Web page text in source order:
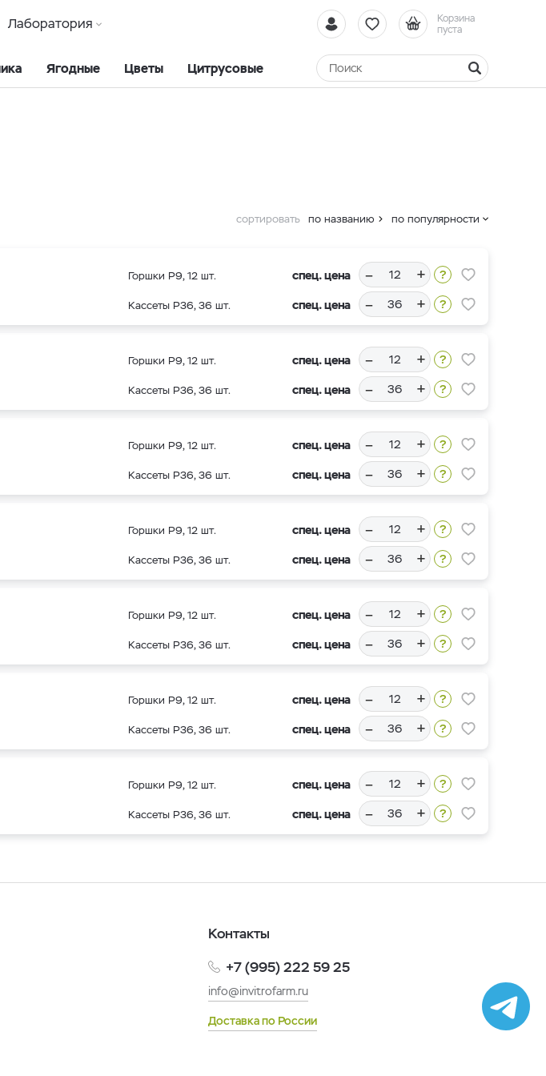
Корзина
пуста
Лаборатория
Ягодные Цветы Цитрусовые
сортировать по названию по популярности
Горшки Р9, 12 шт. спец. цена – +
Кассеты Р36, 36 шт. спец. цена – +
Горшки Р9, 12 шт. спец. цена – +
Кассеты Р36, 36 шт. спец. цена – +
Горшки Р9, 12 шт. спец. цена – +
Кассеты Р36, 36 шт. спец. цена – +
Горшки Р9, 12 шт. спец. цена – +
Кассеты Р36, 36 шт. спец. цена – +
Горшки Р9, 12 шт. спец. цена – +
Кассеты Р36, 36 шт. спец. цена – +
Горшки Р9, 12 шт. спец. цена – +
Кассеты Р36, 36 шт. спец. цена – +
Горшки Р9, 12 шт. спец. цена – +
Кассеты Р36, 36 шт. спец. цена – +
Контакты
+7 (995) 222 59 25
info@invitrofarm.ru
Доставка по России